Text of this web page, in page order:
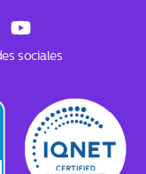
Y
o
u
b
e
sociales